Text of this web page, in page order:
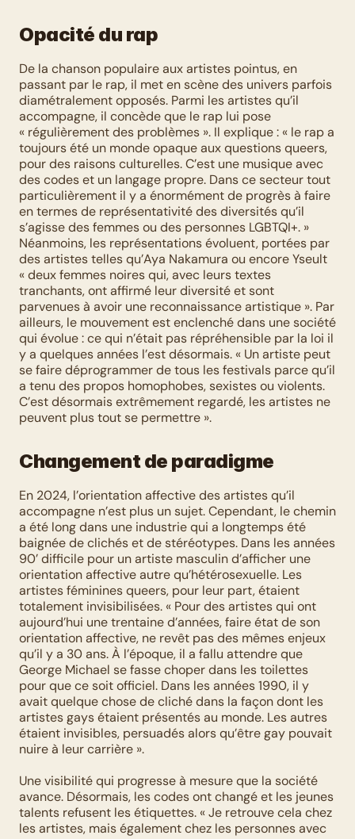
Opacité du rap
De la chanson populaire aux artistes pointus, en
passant par le rap, il met en scène des univers parfois
diamétralement opposés. Parmi les artistes qu’il
accompagne, il concède que le rap lui pose
« régulièrement des problèmes ». Il explique : « le rap a
toujours été un monde opaque aux questions queers,
pour des raisons culturelles. C’est une musique avec
des codes et un langage propre. Dans ce secteur tout
particulièrement il y a énormément de progrès à faire
en termes de représentativité des diversités qu’il
s’agisse des femmes ou des personnes LGBTQI+. »
Néanmoins, les représentations évoluent, portées par
des artistes telles qu’Aya Nakamura ou encore Yseult
« deux femmes noires qui, avec leurs textes
tranchants, ont affirmé leur diversité et sont
parvenues à avoir une reconnaissance artistique ». Par
ailleurs, le mouvement est enclenché dans une société
qui évolue : ce qui n’était pas répréhensible par la loi il
y a quelques années l’est désormais. « Un artiste peut
se faire déprogrammer de tous les festivals parce qu’il
a tenu des propos homophobes, sexistes ou violents.
C’est désormais extrêmement regardé, les artistes ne
peuvent plus tout se permettre ».
Changement de paradigme
En 2024, l’orientation affective des artistes qu’il
accompagne n’est plus un sujet. Cependant, le chemin
a été long dans une industrie qui a longtemps été
baignée de clichés et de stéréotypes. Dans les années
90’ difficile pour un artiste masculin d’afficher une
orientation affective autre qu’hétérosexuelle. Les
artistes féminines queers, pour leur part, étaient
totalement invisibilisées. « Pour des artistes qui ont
aujourd’hui une trentaine d’années, faire état de son
orientation affective, ne revêt pas des mêmes enjeux
qu’il y a 30 ans. À l’époque, il a fallu attendre que
George Michael se fasse choper dans les toilettes
pour que ce soit officiel. Dans les années 1990, il y
avait quelque chose de cliché dans la façon dont les
artistes gays étaient présentés au monde. Les autres
étaient invisibles, persuadés alors qu’être gay pouvait
nuire à leur carrière ».
Une visibilité qui progresse à mesure que la société
avance. Désormais, les codes ont changé et les jeunes
talents refusent les étiquettes. « Je retrouve cela chez
les artistes, mais également chez les personnes avec